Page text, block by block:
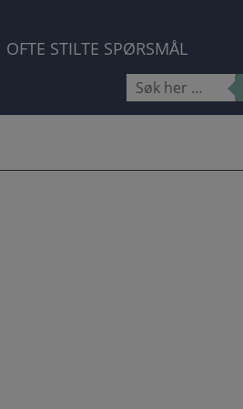
OFTE STILTE SPØRSMÅL
Søk
etter: